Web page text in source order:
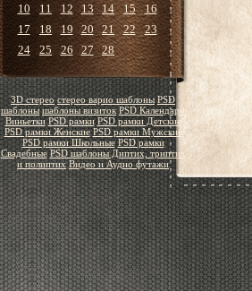
10
11 12 13 14 15
16
17
18 19 20 21 22
23
24
25 26 27 28
3D стерео стерео варио шаблоны PSD
шаблоны шаблоны визиток PSD Календари
Виньетки PSD рамки PSD рамки Детские
PSD рамки Женские PSD рамки Мужские
PSD рамки Школьные PSD рамки
Свадебные PSD шаблоны Диптих, триптих
и полиптих Видео и Аудио футажи